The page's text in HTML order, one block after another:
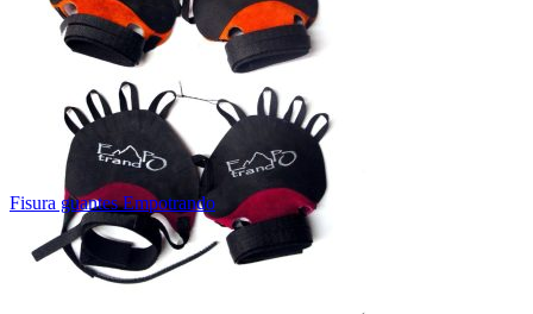
Fisura guantes Empotrando